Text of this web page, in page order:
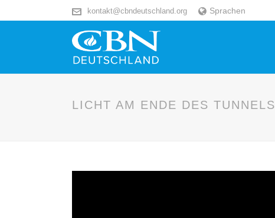
kontakt@cbndeutschland.org Sprachen
LICHT AM ENDE DES TUNNELS